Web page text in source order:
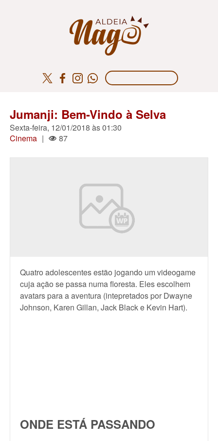
Jumanji: Bem-Vindo à Selva
Sexta-feira, 12/01/2018 às 01:30
Cinema | 87
Quatro adolescentes estão jogando um videogame
cuja ação se passa numa floresta. Eles escolhem
avatars para a aventura (intepretados por Dwayne
Johnson, Karen Gillan, Jack Black e Kevin Hart).
ONDE ESTÁ PASSANDO